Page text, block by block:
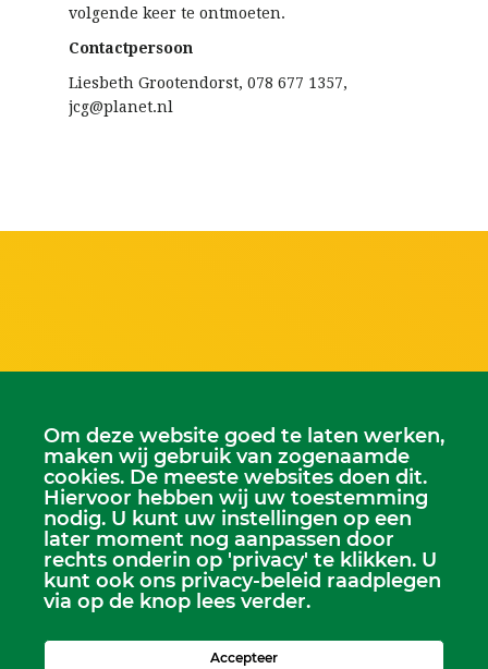
volgende keer te ontmoeten.
Contactpersoon
Liesbeth Grootendorst, 078 677 1357,
jcg@planet.nl
Dhr. Leen Kruithof
scriba@kerkheerjansdam.nl
Om deze website goed te laten werken,
maken wij gebruik van zogenaamde
cookies. De meeste websites doen dit.
Hiervoor hebben wij uw toestemming
nodig. U kunt uw instellingen op een
later moment nog aanpassen door
rechts onderin op 'privacy' te klikken. U
kunt ook ons privacy-beleid raadplegen
via op de knop lees verder.
Accepteer